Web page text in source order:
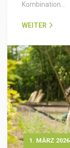
Kombination…
WEITER
1. MÄRZ 2026